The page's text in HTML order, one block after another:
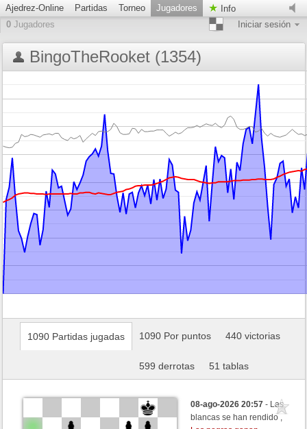
Ajedrez-Online Partidas Torneo Jugadores
Info
0 Jugadores Iniciar sesión
BingoTheRooket (1354)
1090 Partidas jugadas 1090 Por puntos 440 victorias
599 derrotas 51 tablas
08-ago-2026 20:57- Las
blancas se han rendido ,